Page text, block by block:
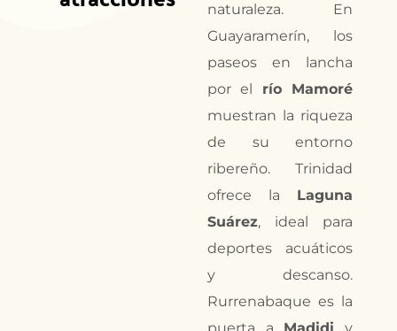
naturaleza. En
Guayaramerín, los
paseos en lancha
por el río Mamoré
muestran la riqueza
de su entorno
ribereño. Trinidad
ofrece la Laguna
Suárez, ideal para
deportes acuáticos
y descanso.
Rurrenabaque es la